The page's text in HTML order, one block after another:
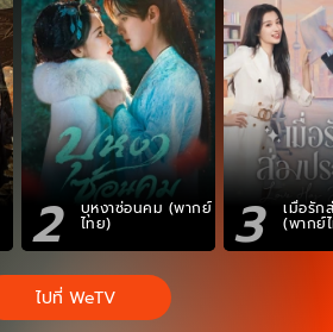
2 บุหงาซ่อนคม (พากย์
ไทย) 3 เมื่อรัก
(พากย์
ไปที่ WeTV